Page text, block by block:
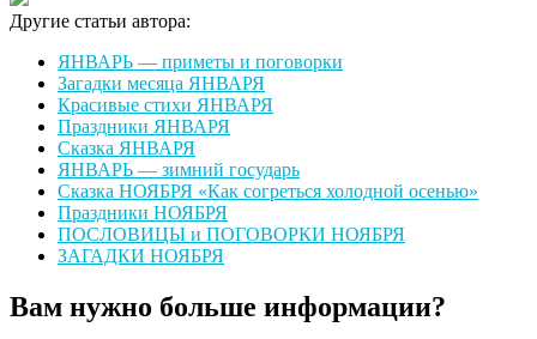
Другие статьи автора:
ЯНВАРЬ — приметы и поговорки
Загадки месяца ЯНВАРЯ
Красивые стихи ЯНВАРЯ
Праздники ЯНВАРЯ
Сказка ЯНВАРЯ
ЯНВАРЬ — зимний государь
Сказка НОЯБРЯ «Как согреться холодной осенью»
Праздники НОЯБРЯ
ПОСЛОВИЦЫ и ПОГОВОРКИ НОЯБРЯ
ЗАГАДКИ НОЯБРЯ
Вам нужно больше информации?